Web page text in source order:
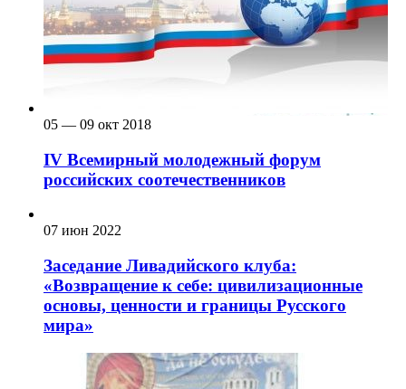
05 — 09 окт 2018
IV Всемирный молодежный форум
российских соотечественников
07 июн 2022
Заседание Ливадийского клуба:
«Возвращение к себе: цивилизационные
основы, ценности и границы Русского
мира»